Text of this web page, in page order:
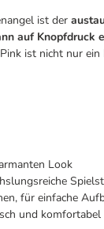
ist der
auf Knopfdruck
ist nicht nur
Look
für einfache
und komfortabel